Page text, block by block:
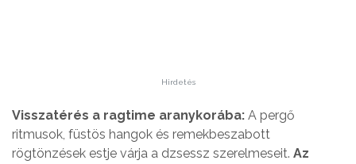
Hirdetés
Visszatérés a ragtime aranykorába: A pergő
ritmusok, füstös hangok és remekbeszabott
rögtönzések estje várja a dzsessz szerelmeseit. Az